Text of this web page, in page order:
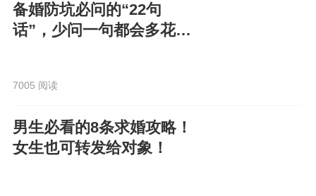
备婚防坑必问的“22句
话”，少问一句都会多花
7005 阅读
男生必看的8条求婚攻略！
女生也可转发给对象！